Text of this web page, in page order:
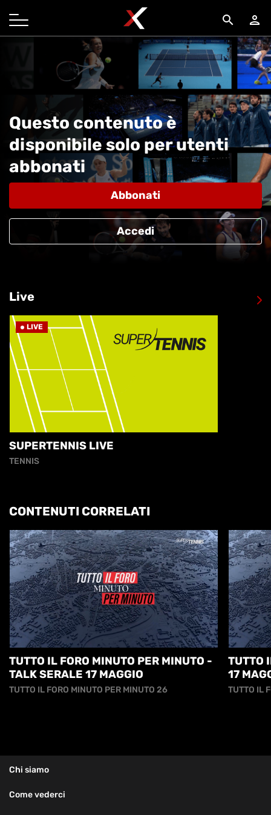
search person
Questo contenuto è
disponibile solo per utenti
abbonati
Abbonati
Accedi
Live
LIVE
SUPERTENNIS LIVE
TENNIS
CONTENUTI CORRELATI
TUTTO IL FORO MINUTO PER MINUTO -
TALK SERALE 17 MAGGIO
TUTTO IL FORO MINUTO PER MINUTO 26
TUTTO
17
TUTTO IL
Chi siamo
Come vederci